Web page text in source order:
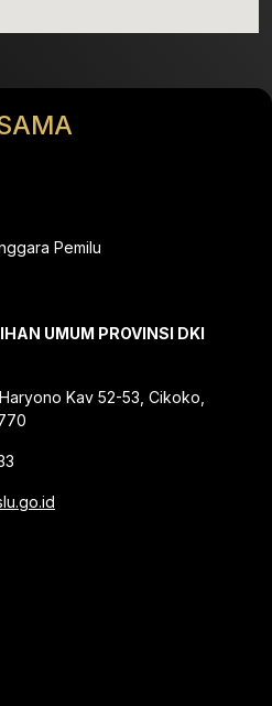
Pemilu
UMUM PROVINSI DKI
Kav 52-53, Cikoko,